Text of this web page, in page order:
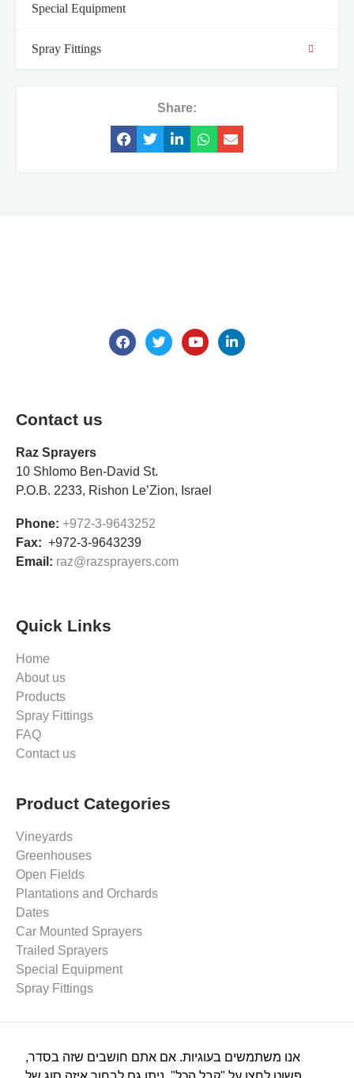
Special Equipment
Spray Fittings
Share:
Contact us
Raz Sprayers
10 Shlomo Ben-David St.
P.O.B. 2233, Rishon Le’Zion, Israel
Phone: +972-3-9643252
Fax: +972-3-9643239
Email: raz@razsprayers.com
Quick Links
Home
About us
Products
Spray Fittings
FAQ
Contact us
Product Categories
Vineyards
Greenhouses
Open Fields
Plantations and Orchards
Dates
Car Mounted Sprayers
Trailed Sprayers
Special Equipment
Spray Fittings
Spray Pumps
אנו משתמשים בעוגיות. אם אתם חושבים שזה בסדר,